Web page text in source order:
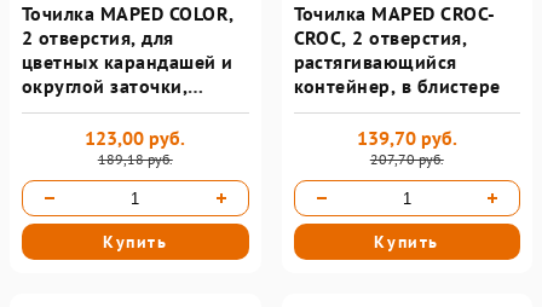
Точилка MAPED COLOR,
2 отверстия, для
цветных карандашей и
округлой заточки,
ассорти
189,18 руб.
123,00 руб.
Купить
Точилка MAPED CROC-
CROC, 2 отверстия,
растягивающийся
контейнер, в блистере
207,70 руб.
139,70 руб.
Купить